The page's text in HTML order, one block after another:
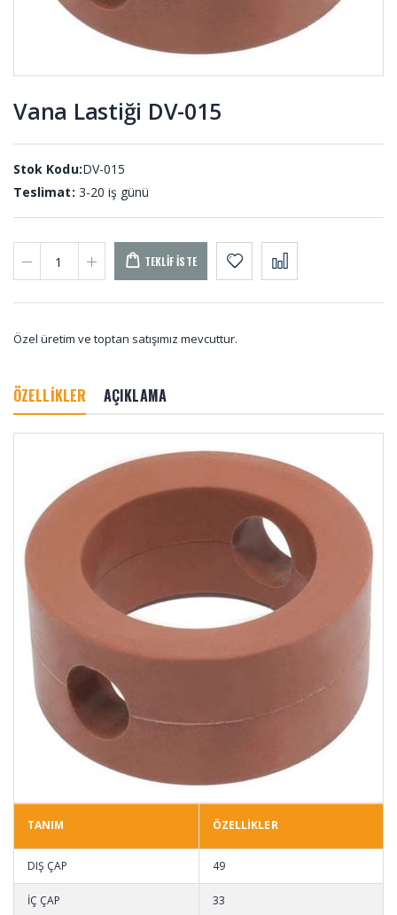
Vana Lastiği DV-015
Stok Kodu:DV-015
Teslimat: 3-20 iş günü
TEKLIF İSTE
Özel üretim ve toptan satışımız mevcuttur.
ÖZELLİKLER AÇIKLAMA
TANIM ÖZELLİKLER
DIŞ ÇAP 49
İÇ ÇAP 33
Yıldız Kaplin
KPY-001
Dolum
Lastikleri
Lastiği US-
001